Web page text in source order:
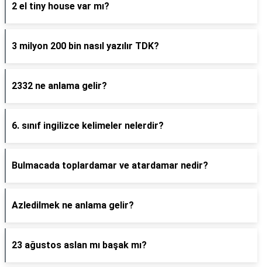
2 el tiny house var mı?
3 milyon 200 bin nasıl yazılır TDK?
2332 ne anlama gelir?
6. sınıf ingilizce kelimeler nelerdir?
Bulmacada toplardamar ve atardamar nedir?
Azledilmek ne anlama gelir?
23 ağustos aslan mı başak mı?